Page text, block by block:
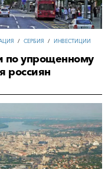
/ СЕРБИЯ / ИНВЕСТИЦИИ
по упрощенному
россиян